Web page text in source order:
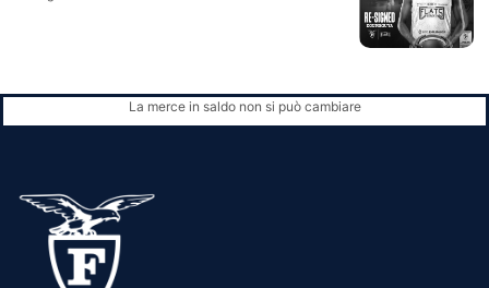
La merce in saldo non si può cambiare